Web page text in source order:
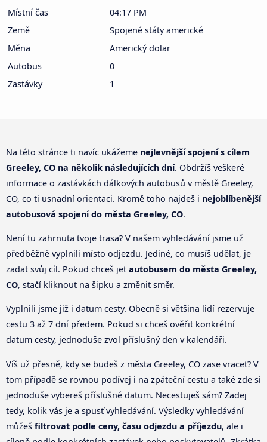
Místní čas
04:17 PM
Země
Spojené státy americké
Měna
Americký dolar
Autobus
0
Zastávky
1
Na této stránce ti navíc ukážeme nejlevnější spojení s cílem
Greeley, CO na několik následujících dní. Obdržíš veškeré
informace o zastávkách dálkových autobusů v městě Greeley,
CO, co ti usnadní orientaci. Kromě toho najdeš i nejoblíbenější
autobusová spojení do města Greeley, CO.
Není tu zahrnuta tvoje trasa? V našem vyhledávání jsme už
předběžně vyplnili místo odjezdu. Jediné, co musíš udělat, je
zadat svůj cíl. Pokud chceš jet autobusem do města Greeley,
CO, stačí kliknout na šipku a změnit směr.
Vyplnili jsme již i datum cesty. Obecně si většina lidí rezervuje
cestu 3 až 7 dní předem. Pokud si chceš ověřit konkrétní
datum cesty, jednoduše zvol příslušný den v kalendáři.
Víš už přesně, kdy se budeš z města Greeley, CO zase vracet? V
tom případě se rovnou podívej i na zpáteční cestu a také zde si
jednoduše vybereš příslušné datum. Necestuješ sám? Zadej
tedy, kolik vás je a spusť vyhledávání. Výsledky vyhledávání
můžeš filtrovat podle ceny, času odjezdu a příjezdu, ale i